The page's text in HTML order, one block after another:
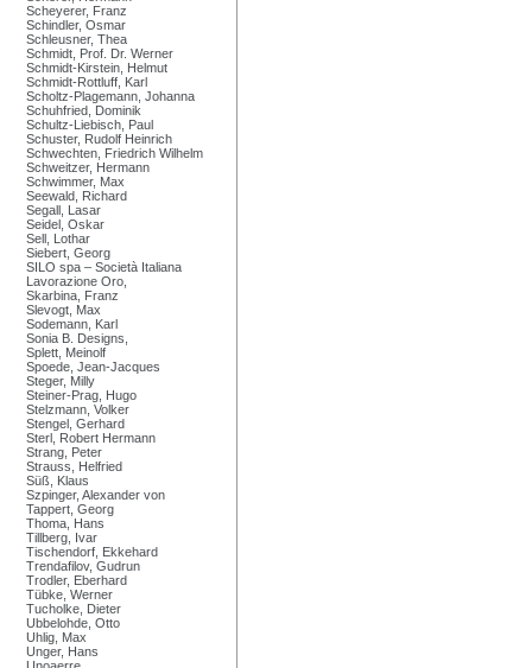
Scheyerer, Franz
Schindler, Osmar
Schleusner, Thea
Schmidt, Prof. Dr. Werner
Schmidt-Kirstein, Helmut
Schmidt-Rottluff, Karl
Scholtz-Plagemann, Johanna
Schuhfried, Dominik
Schultz-Liebisch, Paul
Schuster, Rudolf Heinrich
Schwechten, Friedrich Wilhelm
Schweitzer, Hermann
Schwimmer, Max
Seewald, Richard
Segall, Lasar
Seidel, Oskar
Sell, Lothar
Siebert, Georg
SILO spa – Società Italiana
Lavorazione Oro,
Skarbina, Franz
Slevogt, Max
Sodemann, Karl
Sonia B. Designs,
Splett, Meinolf
Spoede, Jean-Jacques
Steger, Milly
Steiner-Prag, Hugo
Stelzmann, Volker
Stengel, Gerhard
Sterl, Robert Hermann
Strang, Peter
Strauss, Helfried
Süß, Klaus
Szpinger, Alexander von
Tappert, Georg
Thoma, Hans
Tillberg, Ivar
Tischendorf, Ekkehard
Trendafilov, Gudrun
Trodler, Eberhard
Tübke, Werner
Tucholke, Dieter
Ubbelohde, Otto
Uhlig, Max
Unger, Hans